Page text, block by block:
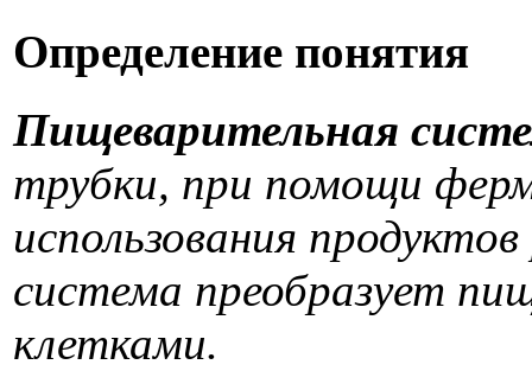
Определение понятия
Пищеварительная
трубки, при помощи
использования
система преобразует
клетками.